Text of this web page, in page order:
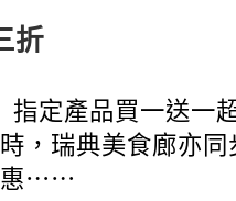
折
指定產品買一送一
，瑞典美食廊亦
惠⋯⋯